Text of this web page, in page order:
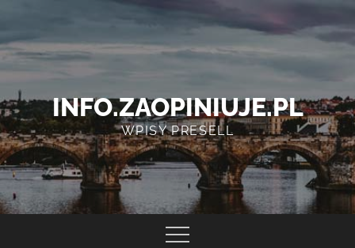
content
INFO.ZAOPINIUJE.PL
WPISY PRESELL